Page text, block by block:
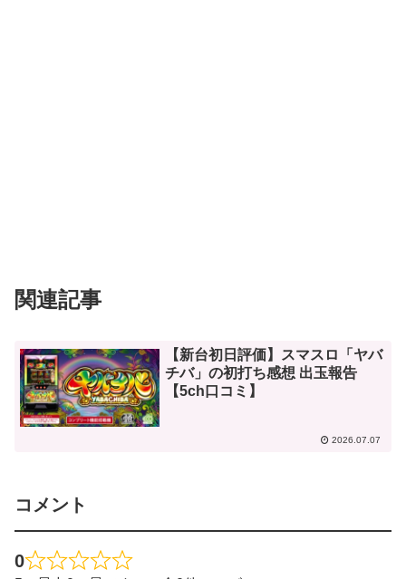
関連記事
【新台初日評価】スマスロ「ヤバ
チバ」の初打ち感想 出玉報告
【5ch口コミ】
2026.07.07
コメント
0